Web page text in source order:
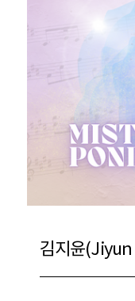
김지윤